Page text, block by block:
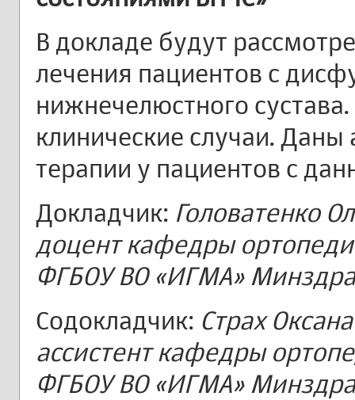
В докладе будут
лечения пациентов с
нижнечелюстного
клинические случаи.
терапии у пациентов с
Докладчик: Головатенко
доцент кафедры
ФГБОУ ВО «ИГМА»
Содокладчик: Страх
ассистент кафедры
ФГБОУ ВО «ИГМА»